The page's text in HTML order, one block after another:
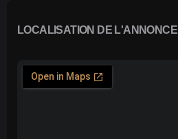
LOCALISATION DE L'ANNONCE